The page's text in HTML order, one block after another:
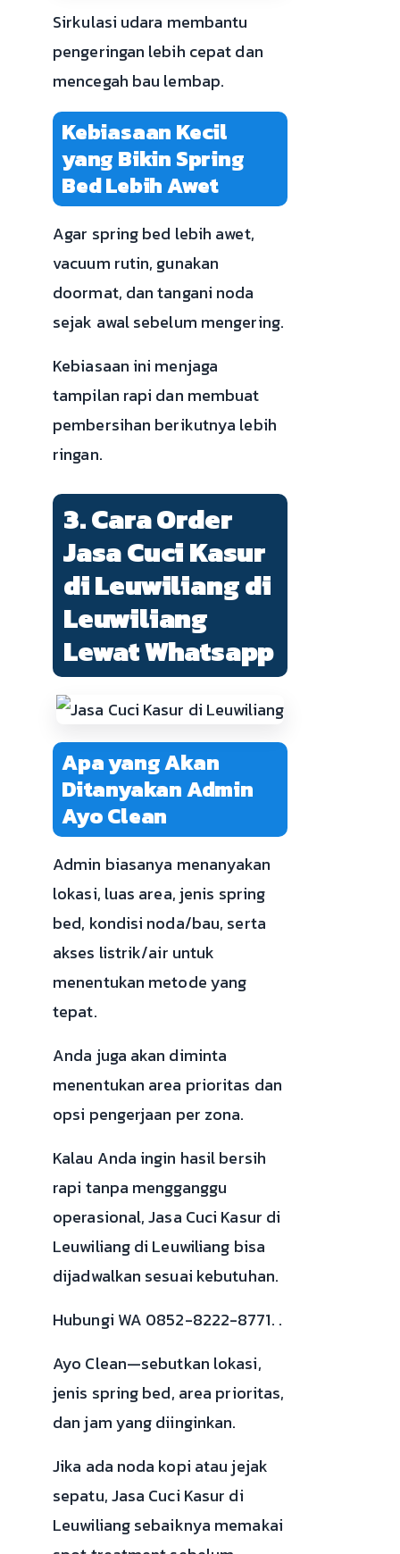
Sirkulasi udara membantu
pengeringan lebih cepat dan
mencegah bau lembap.
Kebiasaan Kecil
yang Bikin Spring
Bed Lebih Awet
Agar spring bed lebih awet,
vacuum rutin, gunakan
doormat, dan tangani noda
sejak awal sebelum mengering.
Kebiasaan ini menjaga
tampilan rapi dan membuat
pembersihan berikutnya lebih
ringan.
3. Cara Order
Jasa Cuci Kasur
di Leuwiliang di
Leuwiliang
Lewat Whatsapp
Apa yang Akan
Ditanyakan Admin
Ayo Clean
Admin biasanya menanyakan
lokasi, luas area, jenis spring
bed, kondisi noda/bau, serta
akses listrik/air untuk
menentukan metode yang
tepat.
Anda juga akan diminta
menentukan area prioritas dan
opsi pengerjaan per zona.
Kalau Anda ingin hasil bersih
rapi tanpa mengganggu
operasional, Jasa Cuci Kasur di
Leuwiliang di Leuwiliang bisa
dijadwalkan sesuai kebutuhan.
Hubungi WA 0852-8222-8771. .
Ayo Clean—sebutkan lokasi,
jenis spring bed, area prioritas,
dan jam yang diinginkan.
Jika ada noda kopi atau jejak
sepatu, Jasa Cuci Kasur di
Leuwiliang sebaiknya memakai